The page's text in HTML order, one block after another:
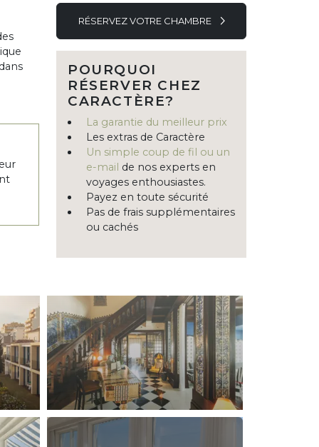
RÉSERVEZ VOTRE CHAMBRE
POURQUOI
RÉSERVER CHEZ
CARACTÈRE?
La garantie du meilleur prix
Les extras de Caractère
Un simple coup de fil ou un
e-mail de nos experts en
voyages enthousiastes.
Payez en toute sécurité
Pas de frais supplémentaires
ou cachés